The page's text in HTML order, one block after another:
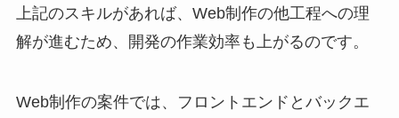
上記のスキルがあれば、Web制作の他工程への理
解が進むため、開発の作業効率も上がるのです。
Web制作の案件では、フロントエンドとバックエ